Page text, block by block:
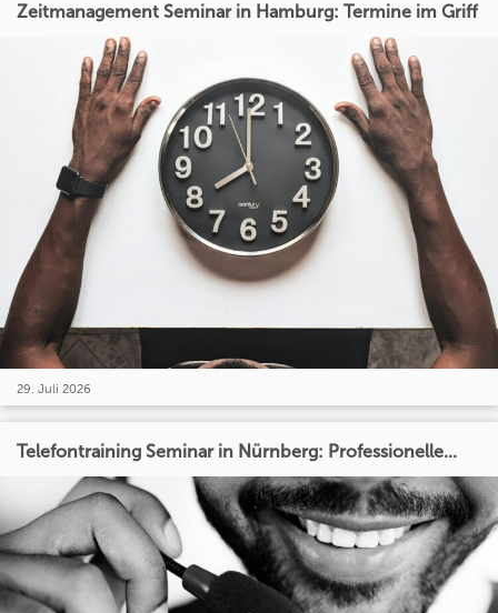
Zeitmanagement Seminar in Hamburg: Termine im Griff
29. Juli 2026
Telefontraining Seminar in Nürnberg: Professionelle...